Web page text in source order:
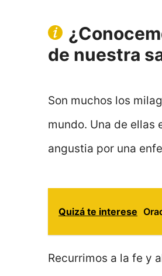
de nuestra
Son muchos los
mundo. Una de ellas
angustia por una
Quizá te interese
Recurrimos a la fe y